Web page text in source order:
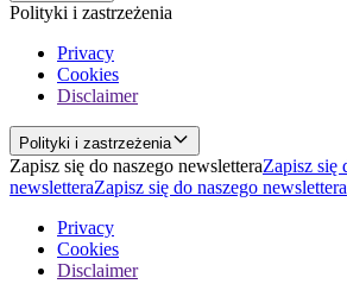
Polityki i zastrzeżenia
Privacy
Cookies
Disclaimer
Polityki i zastrzeżenia
Zapisz się do naszego newsletteraZapisz się
newsletteraZapisz się do naszego newslettera
Privacy
Cookies
Disclaimer